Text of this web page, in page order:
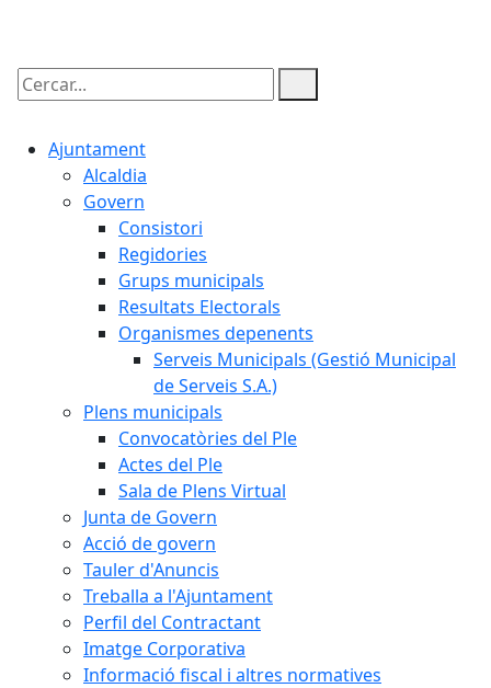
Cercar:
Ajuntament
Alcaldia
Govern
Consistori
Regidories
Grups municipals
Resultats Electorals
Organismes depenents
Serveis Municipals (Gestió Municipal
de Serveis S.A.)
Plens municipals
Convocatòries del Ple
Actes del Ple
Sala de Plens Virtual
Junta de Govern
Acció de govern
Tauler d'Anuncis
Treballa a l'Ajuntament
Perfil del Contractant
Imatge Corporativa
Informació fiscal i altres normatives